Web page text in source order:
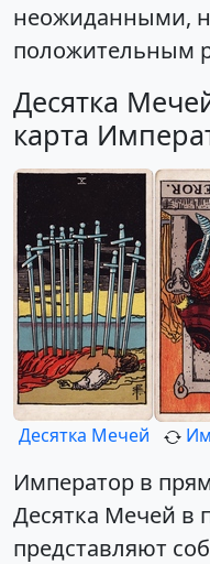
неожиданными,
положительным
Десятка
карта
Десятка Мечей
Император в
Десятка Мечей в
представляют